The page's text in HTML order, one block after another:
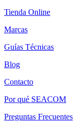
Tienda Online
Marcas
Guías Técnicas
Blog
Contacto
Por qué SEACOM
Preguntas Frecuentes